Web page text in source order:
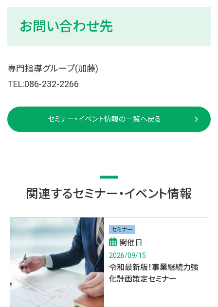
お問い合わせ先
専門指導グループ(加藤)
TEL:086-232-2266
セミナー・イベント情報の一覧へ戻る
関連するセミナー・イベント情報
セミナー
開催日
2026/09/15
令和最新版！事業継続力強
化計画策定セミナー